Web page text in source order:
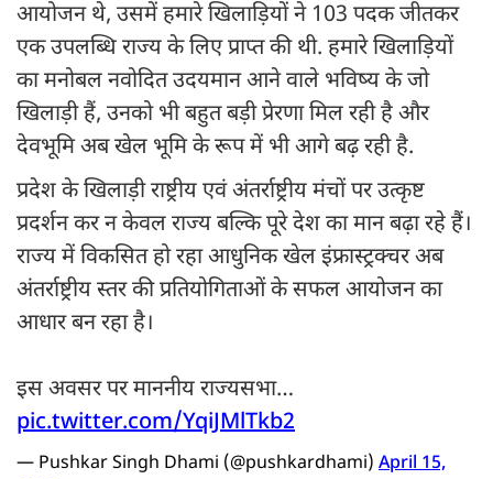
आयोजन थे, उसमें हमारे खिलाड़ियों ने 103 पदक जीतकर
एक उपलब्धि राज्य के लिए प्राप्त की थी. हमारे खिलाड़ियों
का मनोबल नवोदित उदयमान आने वाले भविष्य के जो
खिलाड़ी हैं, उनको भी बहुत बड़ी प्रेरणा मिल रही है और
देवभूमि अब खेल भूमि के रूप में भी आगे बढ़ रही है.
प्रदेश के खिलाड़ी राष्ट्रीय एवं अंतर्राष्ट्रीय मंचों पर उत्कृष्ट
प्रदर्शन कर न केवल राज्य बल्कि पूरे देश का मान बढ़ा रहे हैं।
राज्य में विकसित हो रहा आधुनिक खेल इंफ्रास्ट्रक्चर अब
अंतर्राष्ट्रीय स्तर की प्रतियोगिताओं के सफल आयोजन का
आधार बन रहा है।
इस अवसर पर माननीय राज्यसभा…
pic.twitter.com/YqiJMlTkb2
— Pushkar Singh Dhami (@pushkardhami) April 15,